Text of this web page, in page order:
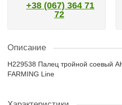
+38 (067) 364 71
72
Описание
H229538 Палец тройной соевый
FARMING Line